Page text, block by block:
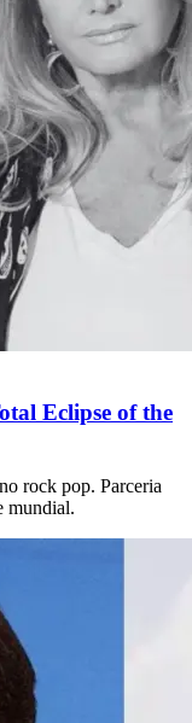
Eclipse of the
rock pop. Parceria
mundial.